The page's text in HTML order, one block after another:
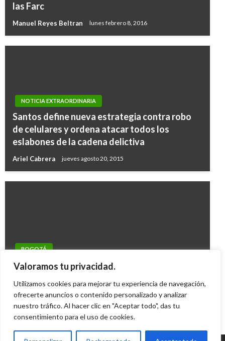
Valoramos tu privacidad.
Utilizamos cookies para mejorar tu experiencia de navegación,
ofrecerte anuncios o contenido personalizado y analizar
nuestro tráfico. Al hacer clic en "Aceptar todo", das tu
consentimiento para el uso de cookies.
las Farc
Manuel Reyes Beltran lunes febrero 8, 2016
NOTICIA EXTRAORDINARIA
Santos define nueva estrategia contra robo
de celulares y ordena atacar todos los
eslabones de la cadena delictiva
Ariel Cabrera jueves agosto 20, 2015
BOGOTÁ
Luís Andrés Colmenares fue asesinado:
Carolina Urrego martes julio 17, 2012